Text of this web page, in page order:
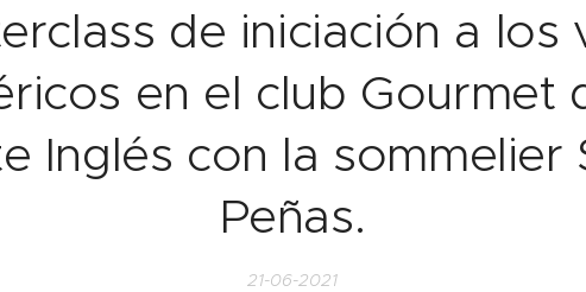
de iniciación a los
en el club Gourmet
Inglés con la sommelier
Peñas.
21-06-2021